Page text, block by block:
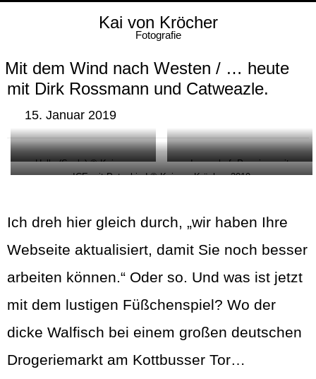
Kai von Kröcher
Fotografie
Mit dem Wind nach Westen / … heute
mit Dirk Rossmann und Catweazle.
15. Januar 2019
Halle (Saale) © Kai von
Immenhof, Premiere mit
ICE mit Patenkind © Kai von Kröcher, 2019
Ich dreh hier gleich durch, „wir haben Ihre
Webseite aktualisiert, damit Sie noch besser
arbeiten können.“ Oder so. Und was ist jetzt
mit dem lustigen Füßchenspiel? Wo der
dicke Walfisch bei einem großen deutschen
Drogeriemarkt am Kottbusser Tor…